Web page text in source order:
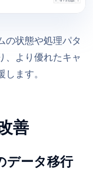
の状態や処理パタ
、より優れたキャ
ます。
善
データ移行